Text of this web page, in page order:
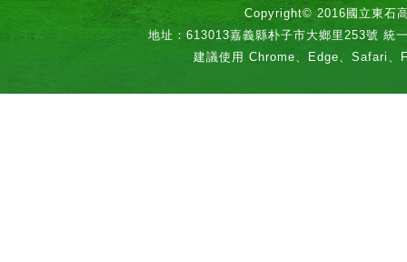
Copyright© 2016國立東石
地址：613013嘉義縣朴子市大鄉里253號 統
建議使用 Chrome、Edge、Safari